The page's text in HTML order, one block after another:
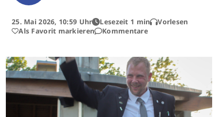
25. Mai 2026, 10:59 Uhr Lesezeit 1 min
Vorlesen
Als Favorit markieren
Kommentare